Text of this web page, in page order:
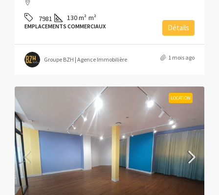
7981 130 m² m²
EMPLACEMENTS COMMERCIAUX Détails
Groupe BZH | Agence Immobilière 1 mois ago
LOCATION